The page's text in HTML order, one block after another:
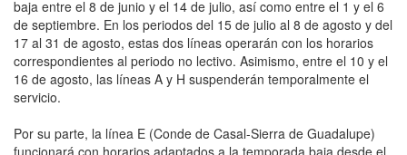
baja entre el 8 de junio y el 14 de julio, así como entre el 1 y el 6
de septiembre. En los periodos del 15 de julio al 8 de agosto y del
17 al 31 de agosto, estas dos líneas operarán con los horarios
correspondientes al periodo no lectivo. Asimismo, entre el 10 y el
16 de agosto, las líneas A y H suspenderán temporalmente el
servicio.
Por su parte, la línea E (Conde de Casal-Sierra de Guadalupe)
funcionará con horarios adaptados a la temporada baja desde el